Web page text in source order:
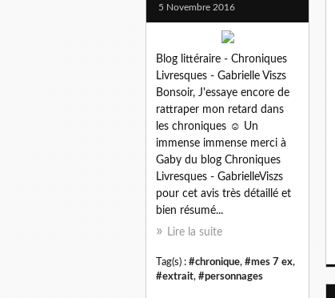
5 Novembre 2016
Blog littéraire - Chroniques
Livresques - Gabrielle Viszs
Bonsoir, J'essaye encore de
rattraper mon retard dans
les chroniques ☺ Un
immense immense merci à
Gaby du blog Chroniques
Livresques - GabrielleViszs
pour cet avis très détaillé et
bien résumé...
Lire la suite
Tag(s) : #chronique, #mes 7 ex,
#extrait, #personnages